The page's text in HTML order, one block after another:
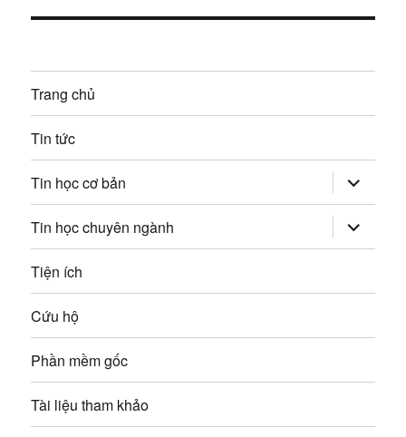
g
b
à
i
v
i
ế
t
:t
ế
p
Trang chủ
Tin tức
Tin học cơ bản mở
rộng
trình
đơn
con
Tin học chuyên ngành mở
rộng
trình
Tiện ích
Cứu hộ
Phần mềm gốc
Tài liệu tham khảo